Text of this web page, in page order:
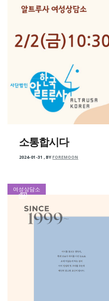
소통합시다
2024-01-31 ,BYFOREMOON
여성상담소